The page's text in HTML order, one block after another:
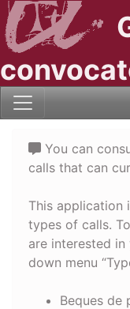
You can
calls that can
This application
types of calls.
are interested
down menu
Beques de